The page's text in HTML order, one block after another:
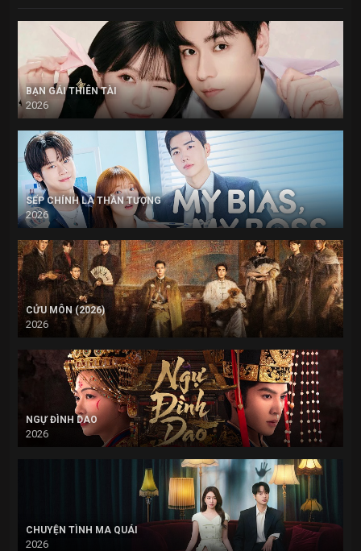
BẠN GÁI THIÊN TÀI
2026
SẾP CHÍNH LÀ THẦN TƯỢNG
2026
CỬU MÔN (2026)
2026
NGỰ ĐÌNH DAO
2026
CHUYỆN TÌNH MA QUÁI
2026